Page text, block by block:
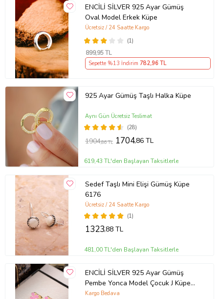
ENCİLİ SİLVER 925 Ayar Gümüş
Oval Model Erkek Küpe
(1)
Ücretsiz / 24 Saatte Kargo
899,95 TL
Sepette %13 İndirim 782,96 TL
925 Ayar Gümüş Taşlı Halka Küpe
(28)
Aynı Gün Ücretsiz Teslimat
1904,86 TL 1704,86 TL
619,43 TL'den Başlayan Taksitlerle
Sedef Taşlı Mini Elişi Gümüş Küpe
6176
(1)
Ücretsiz / 24 Saatte Kargo
1323,88 TL
481,00 TL'den Başlayan Taksitlerle
ENCİLİ SİLVER 925 Ayar Gümüş
Pembe Yonca Model Çocuk J Küpe
(Gold)
Kargo Bedava